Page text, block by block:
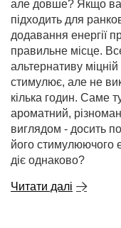
але довше? Якщо
підходить для
додавання енергії
правильне місце.
альтернативу
стимулює, але не
кілька годин. Саме
ароматний,
виглядом - досить
його стимулюючого
діє однаково?
Читати далі